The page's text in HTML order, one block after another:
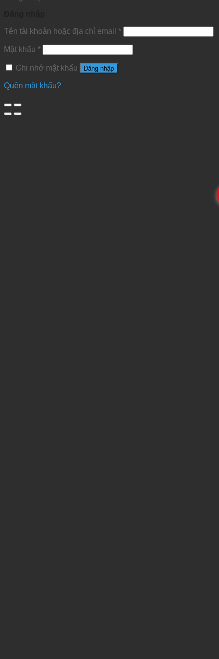
Tên tài khoản hoặc địa chỉ email *
Mật khẩu *
Ghi nhớ mật khẩu Đăng nhập
Quên mật khẩu?